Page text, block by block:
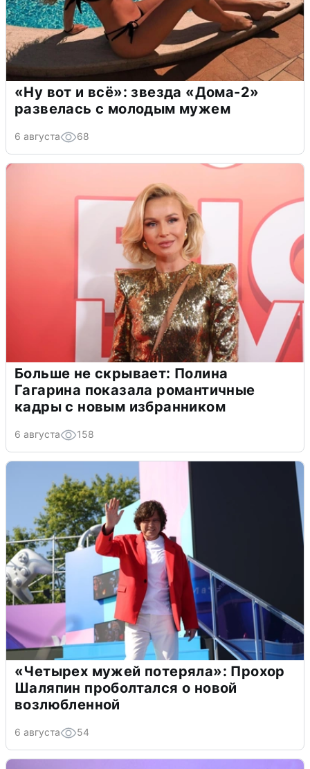
«Ну вот и всё»: звезда «Дома-2»
развелась с молодым мужем
6 августа 68
Больше не скрывает: Полина
Гагарина показала романтичные
кадры с новым избранником
6 августа 158
«Четырех мужей потеряла»: Прохор
Шаляпин проболтался о новой
возлюбленной
6 августа 54